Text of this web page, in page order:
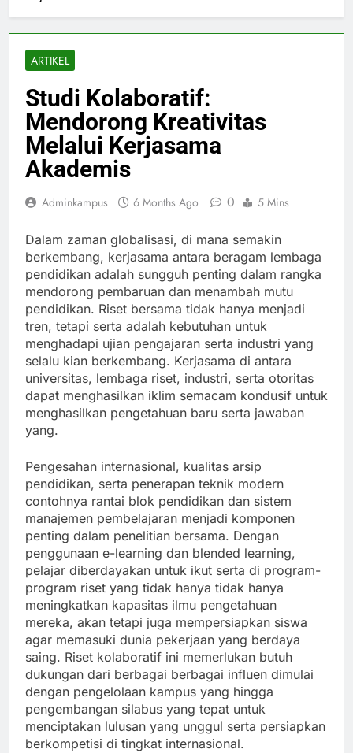
ARTIKEL
Studi Kolaboratif:
Mendorong Kreativitas
Melalui Kerjasama
Akademis
Adminkampus 6 Months Ago 0 5 Mins
Dalam zaman globalisasi, di mana semakin
berkembang, kerjasama antara beragam lembaga
pendidikan adalah sungguh penting dalam rangka
mendorong pembaruan dan menambah mutu
pendidikan. Riset bersama tidak hanya menjadi
tren, tetapi serta adalah kebutuhan untuk
menghadapi ujian pengajaran serta industri yang
selalu kian berkembang. Kerjasama di antara
universitas, lembaga riset, industri, serta otoritas
dapat menghasilkan iklim semacam kondusif untuk
menghasilkan pengetahuan baru serta jawaban
yang.
Pengesahan internasional, kualitas arsip
pendidikan, serta penerapan teknik modern
contohnya rantai blok pendidikan dan sistem
manajemen pembelajaran menjadi komponen
penting dalam penelitian bersama. Dengan
penggunaan e-learning dan blended learning,
pelajar diberdayakan untuk ikut serta di program-
program riset yang tidak hanya tidak hanya
meningkatkan kapasitas ilmu pengetahuan
mereka, akan tetapi juga mempersiapkan siswa
agar memasuki dunia pekerjaan yang berdaya
saing. Riset kolaboratif ini memerlukan butuh
dukungan dari berbagai berbagai influen dimulai
dengan pengelolaan kampus yang hingga
pengembangan silabus yang tepat untuk
menciptakan lulusan yang unggul serta persiapkan
berkompetisi di tingkat internasional.